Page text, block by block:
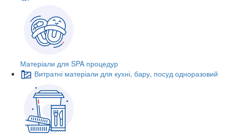
Матеріали для SPA процедур
Витратні матеріали для кухні, бару, посуд одноразовий